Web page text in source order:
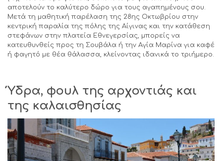
αποτελούν το καλύτερο δώρο για τους αγαπημένους σου.
Μετά τη μαθητική παρέλαση της 28ης Οκτωβρίου στην
κεντρική παραλία της πόλης της Αίγινας και την κατάθεση
στεφάνων στην πλατεία Εθνεγερσίας, μπορείς να
κατευθυνθείς προς τη Σουβάλα ή την Αγία Μαρίνα για καφέ
ή φαγητό με θέα θάλασσα, κλείνοντας ιδανικά το τριήμερο.
Ύδρα, φουλ της αρχοντιάς και
της καλαισθησίας